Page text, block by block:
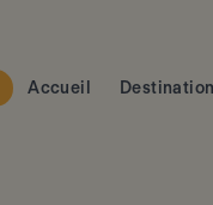
Accueil